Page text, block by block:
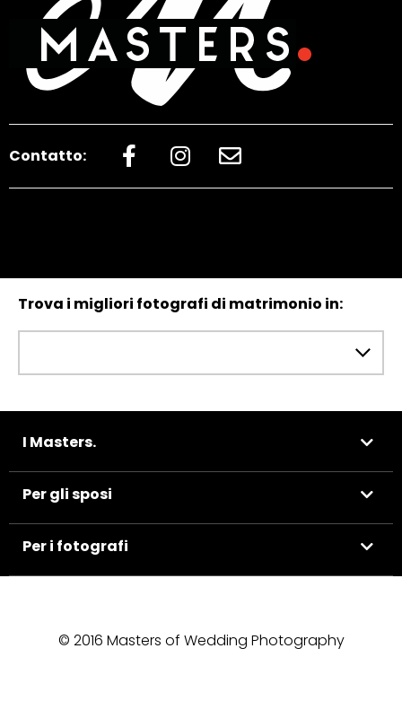
Contatto:
Trova i migliori fotografi di matrimonio in:
I Masters.
Per gli sposi
Per i fotografi
© 2016 Masters of Wedding Photography